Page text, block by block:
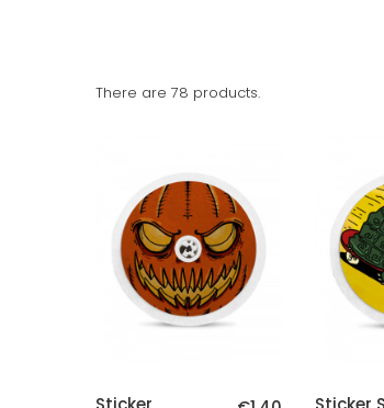
There are 78 products.